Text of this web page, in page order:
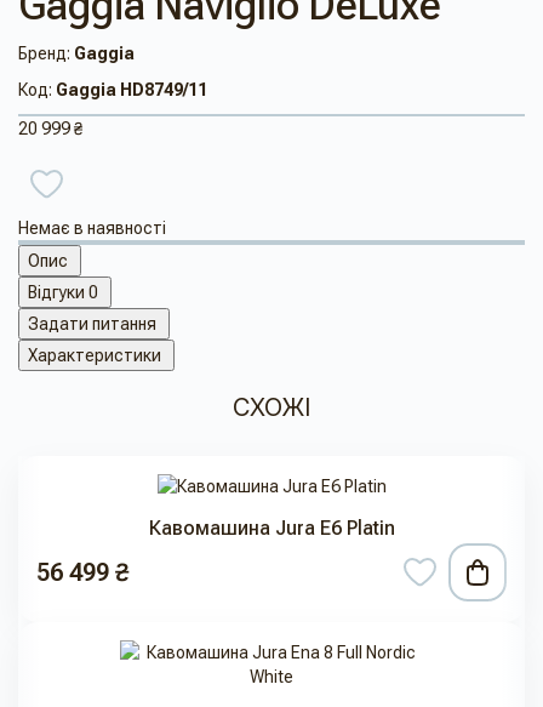
Бренд: Gaggia
Код: Gaggia HD8749/11
20 999 ₴
Немає в наявності
Опис
Відгуки 0
Задати питання
Характеристики
СХОЖІ
Кавомашина Jura E6 Platin
56 499 ₴